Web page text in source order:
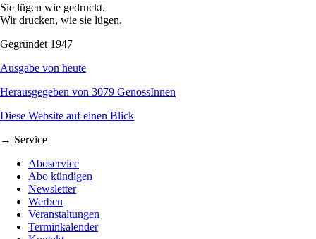
Sie lügen wie gedruckt.
Wir drucken, wie sie lügen.
Gegründet 1947
Ausgabe von heute
Herausgegeben von 3079 GenossInnen
Diese Website auf einen Blick
→ Service
Aboservice
Abo kündigen
Newsletter
Werben
Veranstaltungen
Terminkalender